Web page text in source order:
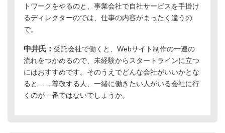
トワークをやるのと、事業会社で自社サービスを手掛け
るディレクターのでは、仕事の内容がまったく違うの
で。
中井氏： 受託会社で働くと、Webサイト制作の一連の
流れをつかめるので、未経験からスタートラインに立つ
にはおすすめです。そのうえでどんな会社がいいかとな
ると……尊敬する人、一緒に働きたい人がいる会社に行
くのが一番ではないでしょうか。